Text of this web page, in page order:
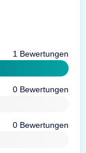
1 Bewertungen
0 Bewertungen
0 Bewertungen